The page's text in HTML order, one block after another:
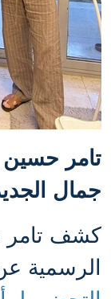
تامر
جمال
كشف تامر
الرسمية